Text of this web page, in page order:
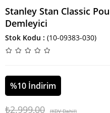
Stanley Stan Classic
Demleyici
Stok Kodu (10-09383-030)
%10 İndirim
₺2.999,00 (KDV Dahil)